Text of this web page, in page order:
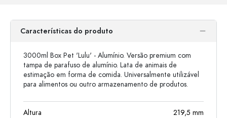
Características do produto
3000ml Box Pet 'Lulu' - Alumínio. Versão premium com
tampa de parafuso de alumínio. Lata de animais de
estimação em forma de comida. Universalmente utilizável
para alimentos ou outro armazenamento de produtos.
Altura 219,5 mm